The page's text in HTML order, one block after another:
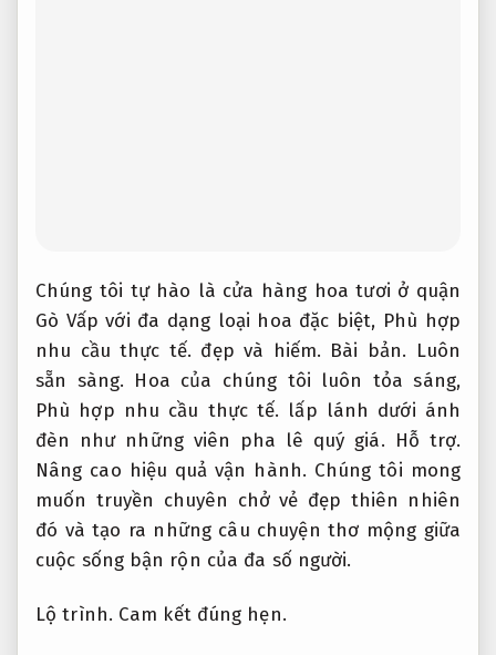
Chúng tôi tự hào là cửa hàng hoa tươi ở quận
Gò Vấp với đa dạng loại hoa đặc biệt, Phù hợp
nhu cầu thực tế. đẹp và hiếm. Bài bản. Luôn
sẵn sàng. Hoa của chúng tôi luôn tỏa sáng,
Phù hợp nhu cầu thực tế. lấp lánh dưới ánh
đèn như những viên pha lê quý giá. Hỗ trợ.
Nâng cao hiệu quả vận hành. Chúng tôi mong
muốn truyền chuyên chở vẻ đẹp thiên nhiên
đó và tạo ra những câu chuyện thơ mộng giữa
cuộc sống bận rộn của đa số người.
Lộ trình. Cam kết đúng hẹn.